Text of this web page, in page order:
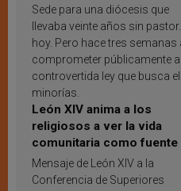
Sede para una diócesis que
llevaba veinte años sin
hoy. Pero hace tres semanas
comprometer públicamente
controvertida ley que busca
minorías.
León XIV anima a los
religiosos a ver la vida
comunitaria como fuente
inspiración y santificación
Mensaje de León XIV a la
Conferencia de Superiores